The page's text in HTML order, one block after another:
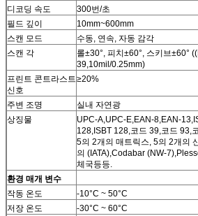
디코딩 속도
300번/초
필드 깊이
10mm~600mm
스캔 모드
수동, 연속, 자동 감각
스캔 각
롤±30°, 피치±60°, 스키브±60°
39,10mil/0.25mm)
프린트 콘트라스트
신호
≥20%
주변 조명
실내 자연광
상징물
UPC-A,UPC-E,EAN-8,EAN-
128,ISBT 128,코드 39,코드 93,
5의 2개의 매트릭스, 5의 2개의
의 (IATA),Codabar (NW-
체국등등.
환경 매개 변수
작동 온도
-10°C ~ 50°C
저장 온도
-30°C ~ 60°C